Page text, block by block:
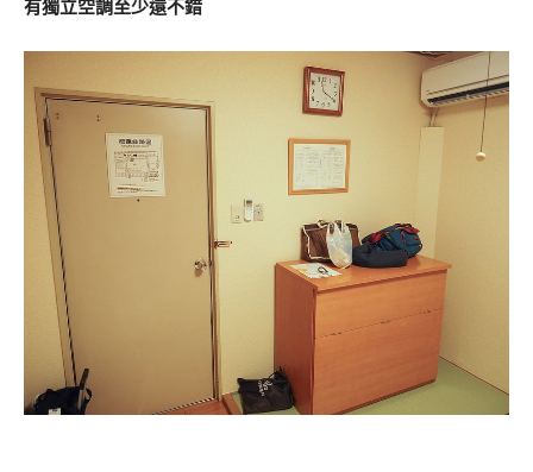
有獨立空調至少還不錯